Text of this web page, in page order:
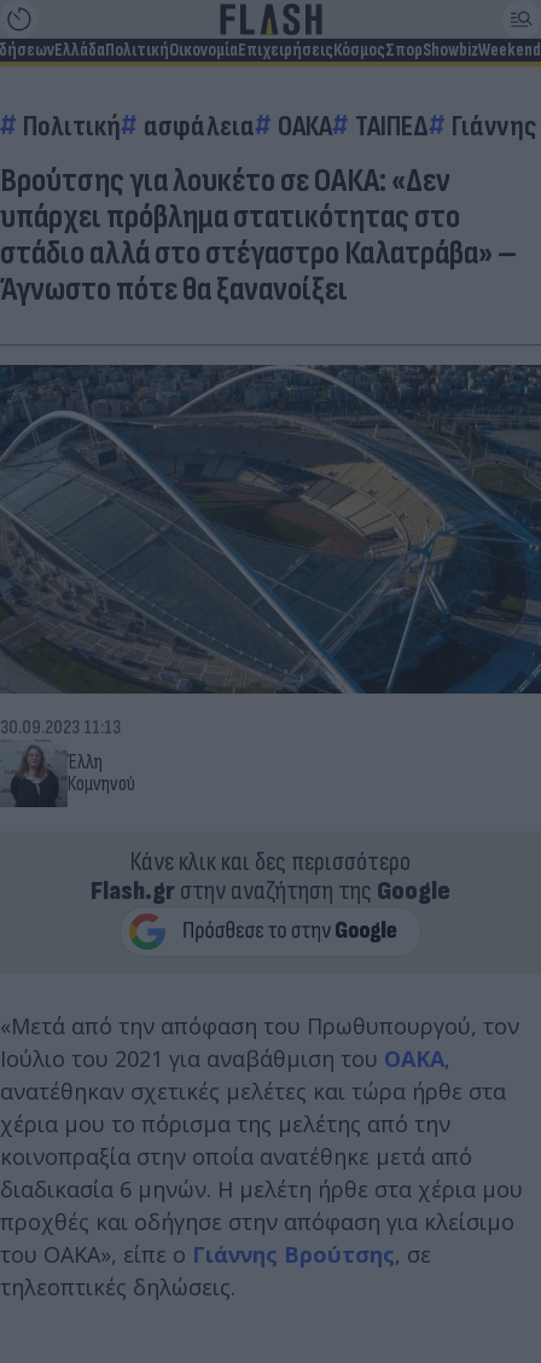
ΕλλάδαΠολιτικήΟικονομίαΕπιχειρήσειςΚόσμοςΣπορShowbizWeekend
Πολιτική ασφάλεια ΟΑΚΑ ΤΑΙΠΕΔ
Βρούτσης για λουκέτο σε ΟΑΚΑ: «Δεν
υπάρχει πρόβλημα στατικότητας στο
στάδιο αλλά στο στέγαστρο Καλατράβα» –
Άγνωστο πότε θα ξανανοίξει
Έλλη
Κομνηνού
30.09.2023 11:13
Κάνε κλικ και δες περισσότερο
Flash.grστην αναζήτηση της Google
«Μετά από την απόφαση του Πρωθυπουργού, τον
Ιούλιο του 2021 για αναβάθμιση του ΟΑΚΑ,
ανατέθηκαν σχετικές μελέτες και τώρα ήρθε στα
χέρια μου το πόρισμα της μελέτης από την
κοινοπραξία στην οποία ανατέθηκε μετά από
διαδικασία 6 μηνών. Η μελέτη ήρθε στα χέρια μου
προχθές και οδήγησε στην απόφαση για κλείσιμο
του ΟΑΚΑ», είπε ο Γιάννης Βρούτσης, σε
τηλεοπτικές δηλώσεις.